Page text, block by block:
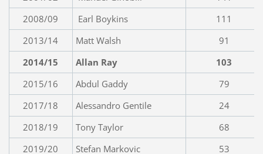
2008/09
Earl Boykins
111
2013/14
Matt Walsh
91
2014/15
Allan Ray
103
2015/16
Abdul Gaddy
79
2017/18
Alessandro Gentile
24
2018/19
Tony Taylor
68
2019/20
Stefan Markovic 53